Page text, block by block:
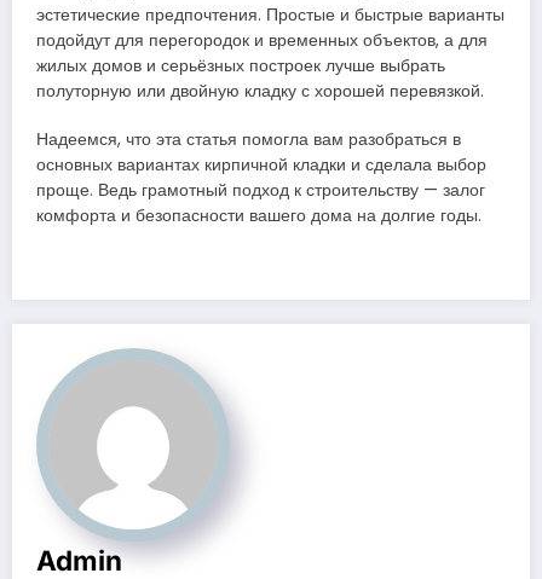
эстетические предпочтения. Простые и быстрые варианты
подойдут для перегородок и временных объектов, а для
жилых домов и серьёзных построек лучше выбрать
полуторную или двойную кладку с хорошей перевязкой.
Надеемся, что эта статья помогла вам разобраться в
основных вариантах кирпичной кладки и сделала выбор
проще. Ведь грамотный подход к строительству — залог
комфорта и безопасности вашего дома на долгие годы.
Admin